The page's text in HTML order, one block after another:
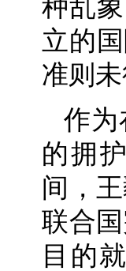
种乱
立的
准则未
作为
的拥
间，
联合
目的